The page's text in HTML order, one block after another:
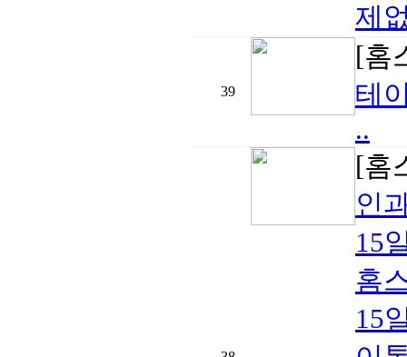
제
39
[홈
테
..
[홈
인
15
홈
15